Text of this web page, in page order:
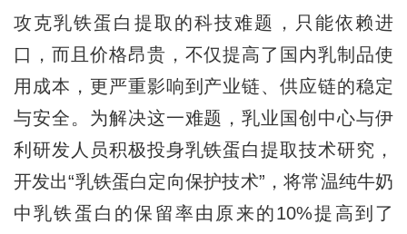
攻克乳铁蛋白提取的科技难题，只能依赖进
口，而且价格昂贵，不仅提高了国内乳制品使
用成本，更严重影响到产业链、供应链的稳定
与安全。为解决这一难题，乳业国创中心与伊
利研发人员积极投身乳铁蛋白提取技术研究，
开发出“乳铁蛋白定向保护技术”，将常温纯牛奶
中乳铁蛋白的保留率由原来的10%提高到了